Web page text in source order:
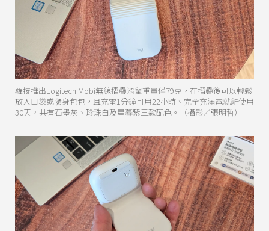
羅技推出Logitech Mobi無線摺疊滑鼠重量僅79克，在摺疊後可以輕鬆
放入口袋或隨身包包，且充電1分鐘可用22小時、完全充滿電就能使用
30天，共有石墨灰、珍珠白及星暮紫三款配色。（攝影／張明哲）